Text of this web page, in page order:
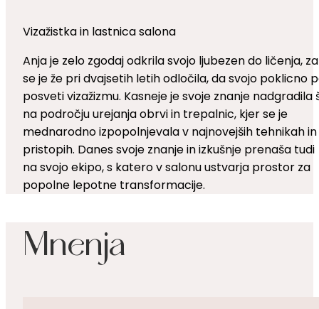
Vizažistka in lastnica salona
Anja je zelo zgodaj odkrila svojo ljubezen do ličenja,
se je že pri dvajsetih letih odločila, da svojo poklicno
posveti vizažizmu. Kasneje je svoje znanje nadgradila
na področju urejanja obrvi in trepalnic, kjer se je
mednarodno izpopolnjevala v najnovejših tehnikah in
pristopih. Danes svoje znanje in izkušnje prenaša tudi
na svojo ekipo, s katero v salonu ustvarja prostor za
popolne lepotne transformacije.
Mnenja